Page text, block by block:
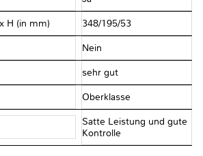
H (in mm) 348/195/53
Nein
sehr gut
Oberklasse
Satte Leistung und gute
Kontrolle